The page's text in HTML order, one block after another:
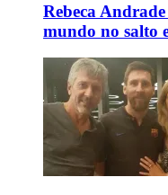
Rebeca
mundo no salto